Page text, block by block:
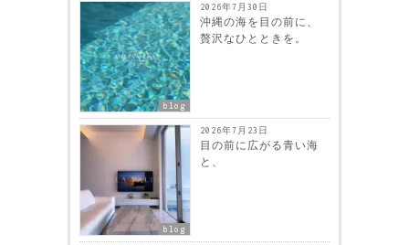
blog
2026年7月30日
沖縄の海を目の前に、
贅沢なひとときを。
blog
2026年7月23日
目の前に広がる青い海
と、